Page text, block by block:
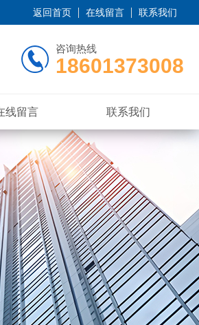
返回首页 在线留言 联系我们
咨询热线
18601373008
线留言 联系我们